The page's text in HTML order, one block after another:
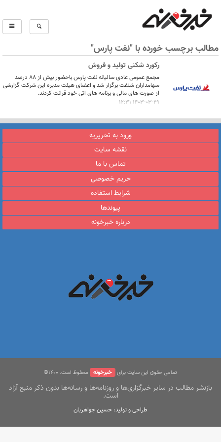
مطالب برچسب خورده با "نفت پارس"
رکورد شکنی تولید و فروش
مجمع عمومی عادی سالیانه نفت پارس باحضور بیش از ۸۸ درصد
سهامداران شنفت برگزار شد و اعضای هیئت مدیره این شرکت گزارشی
از صورت های مالی و برنامه های اتی خود قرائت کردند.
1403-03-29 12:31
ورود به تحریریه
نقشه سایت
تماس با ما
حریم خصوصی
شرایط استفاده
پیوندها
درباره خبرخونه
تمامی حقوق این سایت برای خبرخونه محفوظ است. ۱400©
بازنشر مطالب در سایر خبرگزاری‌ها و روزنامه‌ها و رسانه‌ها بدون ذکر منبع آزاد
است.
طراحی و تولید: حسین جواهریان